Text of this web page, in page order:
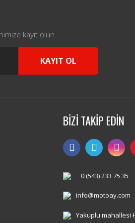
kayıt olun
KAYIT OL
BİZİ TAKİP EDİN
0 (543) 233 75 35
info@motoay.com
Yakuplu mahallesi